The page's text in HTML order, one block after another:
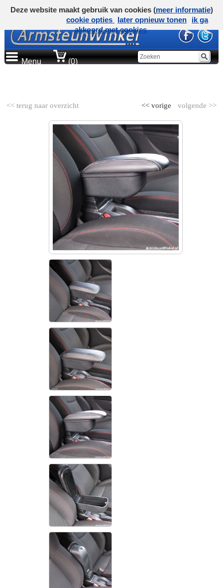
Menu (0)
<< terug naar overzicht volgende >>
<< vorige
Deze website maakt gebruik van cookies (meer informatie)
cookie opties
later opnieuw tonen
ik ga
akkoord met cookies